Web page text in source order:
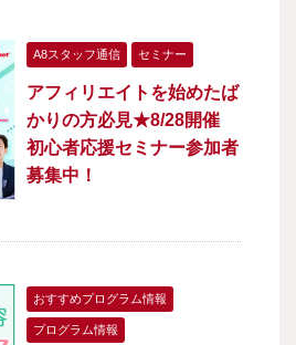
A8スタッフ通信 セミナー
アフィリエイトを始めたば
かりの方必見★8/28開催
初心者応援セミナー参加者
募集中！
おすすめプログラム情報
プログラム情報